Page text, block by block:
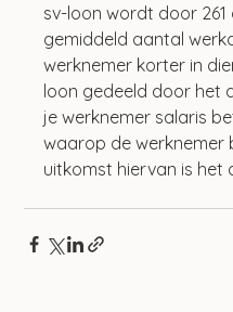
sv-loon wordt door
gemiddeld aantal
werknemer korter in
loon gedeeld door het
je werknemer salaris
waarop de werknemer
uitkomst hiervan is het